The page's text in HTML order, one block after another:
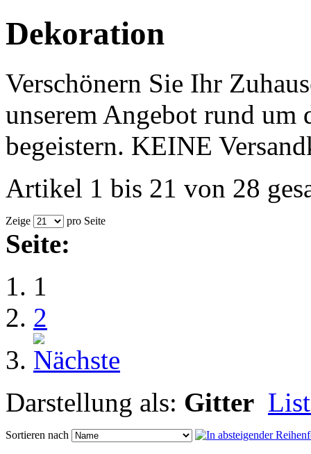
Dekoration
Verschönern Sie Ihr
unserem Angebot rund um
begeistern. KEINE
Artikel 1 bis 21 von 28
Zeige pro Seite
Seite:
1
2
Darstellung als: Gitter
Sortieren nach